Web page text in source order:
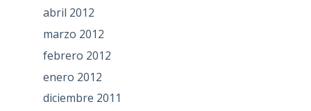
abril 2012
marzo 2012
febrero 2012
enero 2012
diciembre 2011